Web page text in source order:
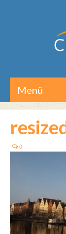
Menü
Reisen/
Kontakt
0